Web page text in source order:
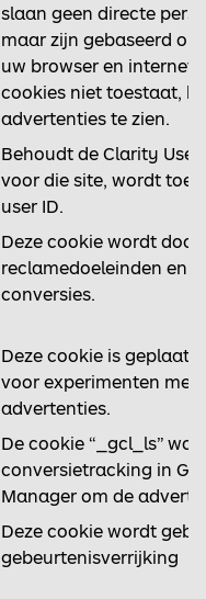
slaan geen directe
maar zijn gebaseerd
uw browser en
cookies niet toestaat,
advertenties te zien.
Behoudt de Clarity
voor die site, wordt
user ID.
Deze cookie wordt
reclamedoeleinden en
conversies.
Deze cookie is
voor experimenten met
advertenties.
De cookie “_gcl_ls”
conversietracking in
Manager om de
Deze cookie wordt
gebeurtenisverrijking